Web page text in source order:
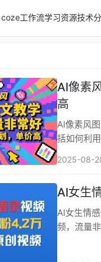
coze工作流学习资源技术
AI像素
高
AI像素风图文
括如何利
2025-08-
AI女生
AI女生情感语
频，流量